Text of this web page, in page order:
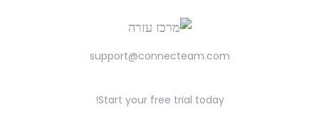
support@connecteam.com
Start your free trial today!